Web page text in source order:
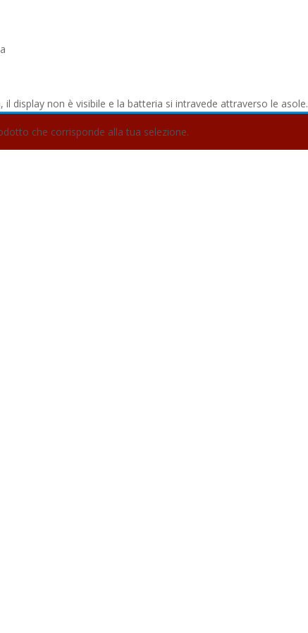
display non è visibile e la batteria si intravede attraverso le asole.
che corrisponde alla tua selezione.